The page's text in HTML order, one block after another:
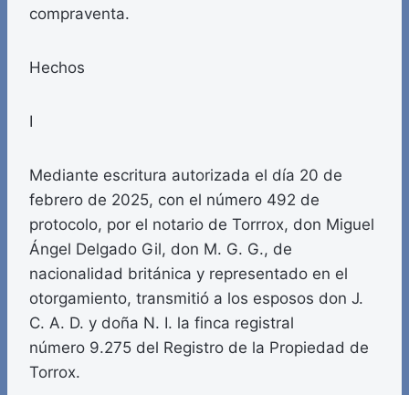
compraventa.
Hechos
I
Mediante escritura autorizada el día 20 de
febrero de 2025, con el número 492 de
protocolo, por el notario de Torrrox, don Miguel
Ángel Delgado Gil, don M. G. G., de
nacionalidad británica y representado en el
otorgamiento, transmitió a los esposos don J.
C. A. D. y doña N. I. la finca registral
número 9.275 del Registro de la Propiedad de
Torrox.